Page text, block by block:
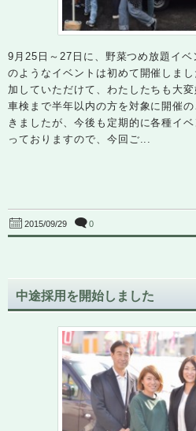
9月25日～27日に、野菜つめ放題イ
のようなイベントは初めて開催しま
加していただけて、わたしたちも大
車検まで半年以内の方を対象に開催
きましたが、今後も定期的に各種イ
っておりますので、今回ご...
2015/09/29 0
中途採用を開始しました